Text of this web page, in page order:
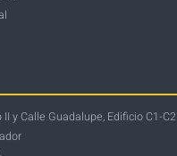
y Calle Guadalupe, Edificio C1-C2